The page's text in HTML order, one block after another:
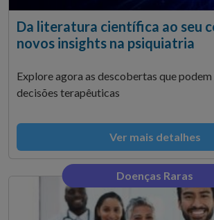
Da literatura científica ao seu
novos insights na psiquiatria
Explore agora as descobertas que
decisões terapêuticas
Ver mais detalhes
Doenças Raras